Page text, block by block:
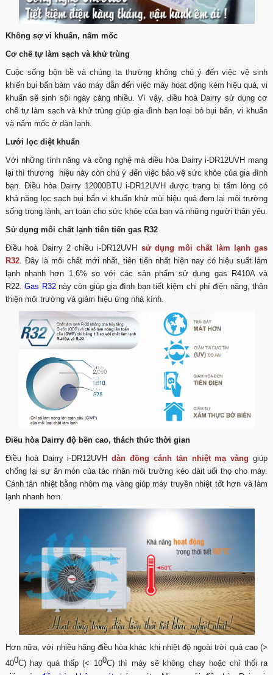
Không sợ vi khuẩn, nấm mốc
Cơ chế tự làm sạch và khử trùng
Cuộc sống bộn bề và chúng ta thường không chú ý đến việc vệ sinh
khiến bụi bẩn bám vào máy dẫn đến việc máy hoạt động kém hiệu quả, vi
khuẩn sẽ sinh sôi ngày càng nhiều. Vì vậy, điều hoà Dairry sử dụng cơ
chế tự làm sạch và khử trùng giúp gia đình bạn loại bỏ bụi bẩn, vi khuẩn
và nấm mốc ở dàn lạnh.
Lưới lọc diệt khuẩn
Với những tính năng và công nghệ mà điều hòa Dairry i-DR12UVH mang
lại thì thương hiệu này còn chú ý đến việc bảo vệ sức khỏe của gia đình
bạn. Điều hòa Dairry 12000BTU i-DR12UVH được trang bị tấm lòng có
khả năng lọc sạch bụi bẩn vi khuẩn khử mùi hiệu quả đem lại môi trường
sống trong lành, an toàn cho sức khỏe của bạn và những người thân yêu.
Sử dụng môi chất lạnh tiên tiến gas R32
Điều hoà Dairry 2 chiều i-DR12UVH sử dụng môi chất làm lạnh gas
R32. Đây là môi chất mới nhất, tiên tiến nhất hiện nay có hiệu suất làm
lạnh nhanh hơn 1,6% so với các sản phẩm sử dụng gas R410A và
R22.Gas R32này còn giúp gia đình bạn tiết kiệm chi phí điện năng, thân
thiện môi trường và giảm hiệu ứng nhà kính.
Điều hòa Dairry độ bền cao, thách thức thời gian
Điều hoà Dairry i-DR12UVHdàn đồng cánh tản nhiệt mạ vàng giúp
chống lại sự ăn mòn của tác nhân môi trường kéo dàit uổi thọ cho máy.
Cánh tản nhiệt bằng nhôm mạ vàng giúp máy truyền nhiệt tốt hơn và làm
lạnh nhanh hơn.
Hơn nữa, với nhiều hãng điều hòa khác khi nhiệt độ ngoài trời quá cao (>
400C) hay quá thấp (< 100C) thì máy sẽ không chạy hoặc chỉ thổi ra